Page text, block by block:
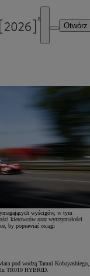
Otwórz
wyścigów, w tym
kierowców oraz wytrzymałości
by poprawiać osiągi
pod wodzą Tamui Kobayashiego,
TR010 HYBRID.